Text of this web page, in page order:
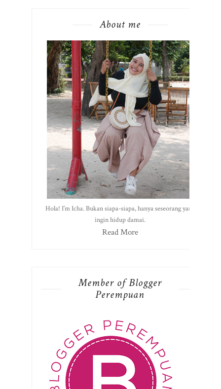
About me
Hola! I’m Icha. Bukan siapa-siapa, hanya seseorang yang
ingin hidup damai.
Read More
Member of Blogger
Perempuan